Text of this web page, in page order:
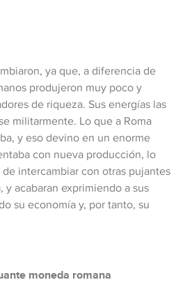
ya que, a diferencia de
produjeron muy poco y
de riqueza. Sus energías las
militarmente. Lo que a Roma
y eso devino en un enorme
con nueva producción, lo
intercambiar con otras pujantes
y acabaran exprimiendo a sus
su economía y, por tanto, su
moneda romana